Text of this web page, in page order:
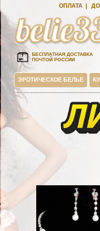
ОПЛАТА
БЕСПЛАТНАЯ ДОСТАВКА
ПОЧТОЙ РОССИИ
ЭРОТИЧЕСКОЕ БЕЛЬЕ